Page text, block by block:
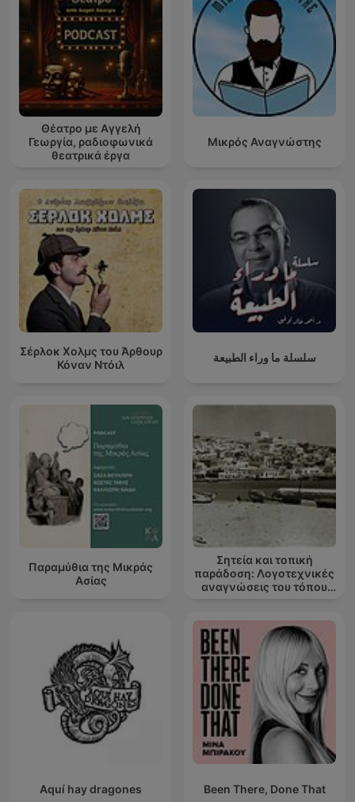
Θέατρο με Αγγελή
Γεωργία, ραδιοφωνικά
θεατρικά έργα
Μικρός Αναγνώστης
Σέρλοκ Χολμς του Άρθουρ
Κόναν Ντόιλ
سلسلة ما وراء الطبيعة
Παραμύθια της Μικράς
Ασίας
Σητεία και τοπική
παράδοση: Λογοτεχνικές
αναγνώσεις του τόπου
Aquí hay dragones Been There, Done That